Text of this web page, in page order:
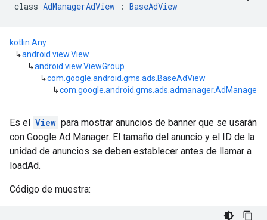
class AdManagerAdView : BaseAdView
kotlin.Any
↳android.view.View
↳android.view.ViewGroup
↳com.google.android.gms.ads.BaseAdView
↳
Es el View para mostrar anuncios de banner que se usarán
con Google Ad Manager. El tamaño del anuncio y el ID de la
unidad de anuncios se deben establecer antes de llamar a
loadAd.
Código de muestra: